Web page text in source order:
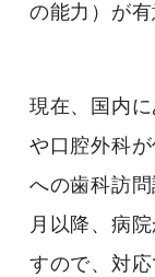
の能力）が
現在、国内
や口腔外科
への歯科訪
月以降、病
すので、対